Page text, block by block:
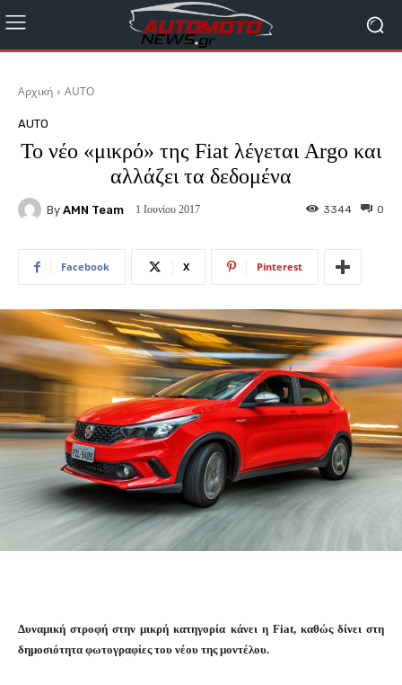
Αρχική AUTO
AUTO
Το νέο «μικρό» της Fiat λέγεται Argo και
αλλάζει τα δεδομένα
By AMN Team 1 Ιουνίου 2017 0
3344
Facebook X Pinterest
Δυναμική στροφή στην μικρή κατηγορία κάνει η Fiat, καθώς δίνει στη
δημοσιότητα φωτογραφίες του νέου της μοντέλου.